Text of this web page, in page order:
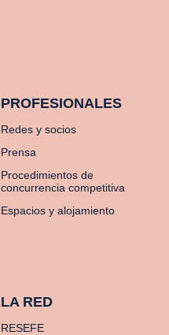
PROFESIONALES
Redes y socios
Prensa
Procedimientos de
concurrencia competitiva
Espacios y alojamiento
LA RED
RESEFE